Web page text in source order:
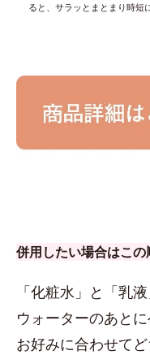
ると、サラッとまとまり時短
併用したい場合はこの
「化粧水」と「乳
ウォーターのあと
お好みに合わせて